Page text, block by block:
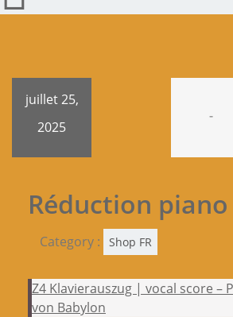
juillet 25,
2025
-
Réduction piano
Category : Shop FR
Z4 Klavierauszug | vocal score –
von Babylon